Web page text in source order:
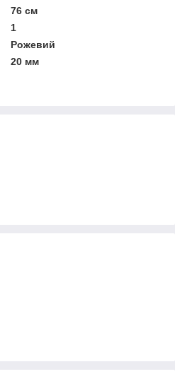
76 см
1
Рожевий
20 мм